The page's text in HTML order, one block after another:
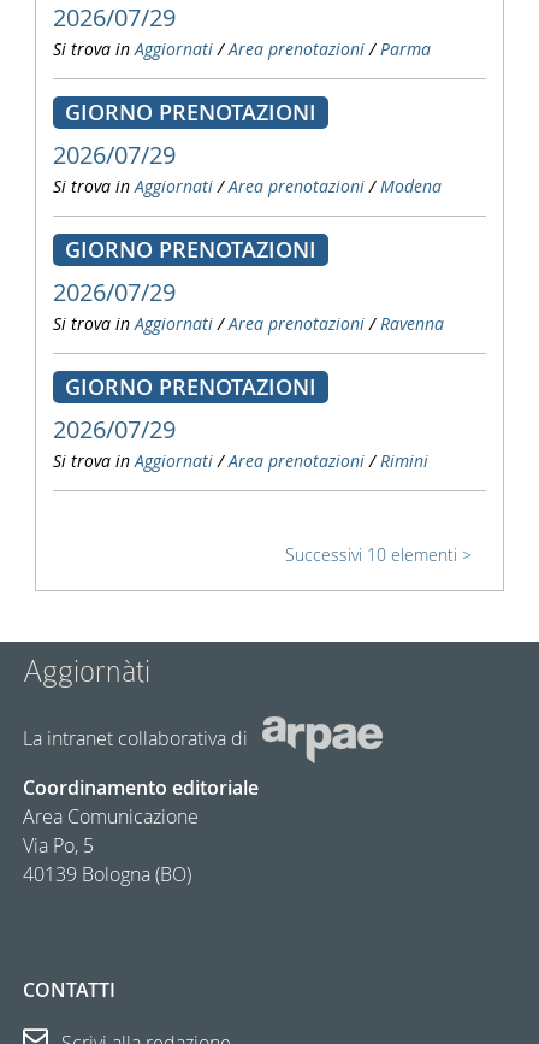
2026/07/29
Si trova in Aggiornati /Area prenotazioni /Parma
GIORNO PRENOTAZIONI
2026/07/29
Si trova in Aggiornati /Area prenotazioni /Modena
GIORNO PRENOTAZIONI
2026/07/29
Si trova in Aggiornati /Area prenotazioni /Ravenna
GIORNO PRENOTAZIONI
2026/07/29
Si trova in Aggiornati /Area prenotazioni /Rimini
Successivi 10 elementi
Aggiornàti
La intranet collaborativa di
Coordinamento editoriale
Area Comunicazione
Via Po, 5
40139 Bologna (BO)
CONTATTI